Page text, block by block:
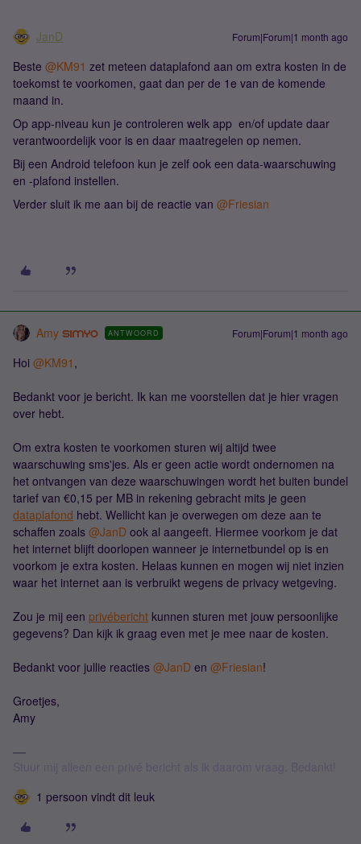
JanD Forum|Forum|1 month ago
Beste ​ @KM91 zet meteen dataplafond aan om extra kosten in de
toekomst te voorkomen, gaat dan per de 1e van de komende
maand in.
Op app-niveau kun je controleren welk app en/of update daar
verantwoordelijk voor is en daar maatregelen op nemen.
Bij een Android telefoon kun je zelf ook een data-waarschuwing
en -plafond instellen.
Verder sluit ik me aan bij de reactie van ​ @Friesian
Amy ANTWOORD Forum|Forum|1 month ago
Hoi ​ @KM91 ,
Bedankt voor je bericht. Ik kan me voorstellen dat je hier vragen
over hebt.
Om extra kosten te voorkomen sturen wij altijd twee
waarschuwing sms'jes. Als er geen actie wordt ondernomen na
het ontvangen van deze waarschuwingen wordt het buiten bundel
tarief van €0,15 per MB in rekening gebracht mits je geen
dataplafond hebt. Wellicht kan je overwegen om deze aan te
schaffen zoals ​ @JanD ook al aangeeft. Hiermee voorkom je dat
het internet blijft doorlopen wanneer je internetbundel op is en
voorkom je extra kosten. Helaas kunnen en mogen wij niet inzien
waar het internet aan is verbruikt wegens de privacy wetgeving.
Zou je mij een privébericht kunnen sturen met jouw persoonlijke
gegevens? Dan kijk ik graag even met je mee naar de kosten.
Bedankt voor jullie reacties ​ @JanD en ​ @Friesian!
Groetjes,
Amy
1 persoon vindt dit leuk